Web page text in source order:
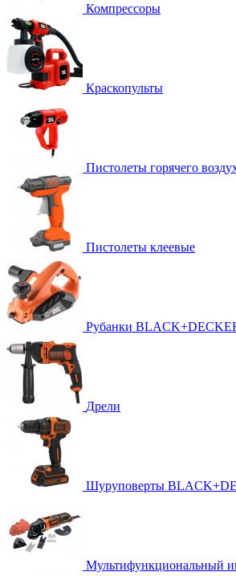
Компрессоры
Краскопульты
Пистолеты горячего
Пистолеты клеевые
Рубанки
Дрели
Шуруповерты
Мультифункциональный